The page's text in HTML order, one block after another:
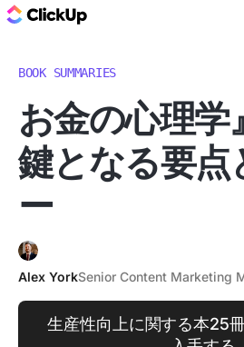
BOOK SUMMARIES
お金の心理学
鍵となる要点
ー
Alex YorkSenior Content Marketing
生産性向上に関する本25